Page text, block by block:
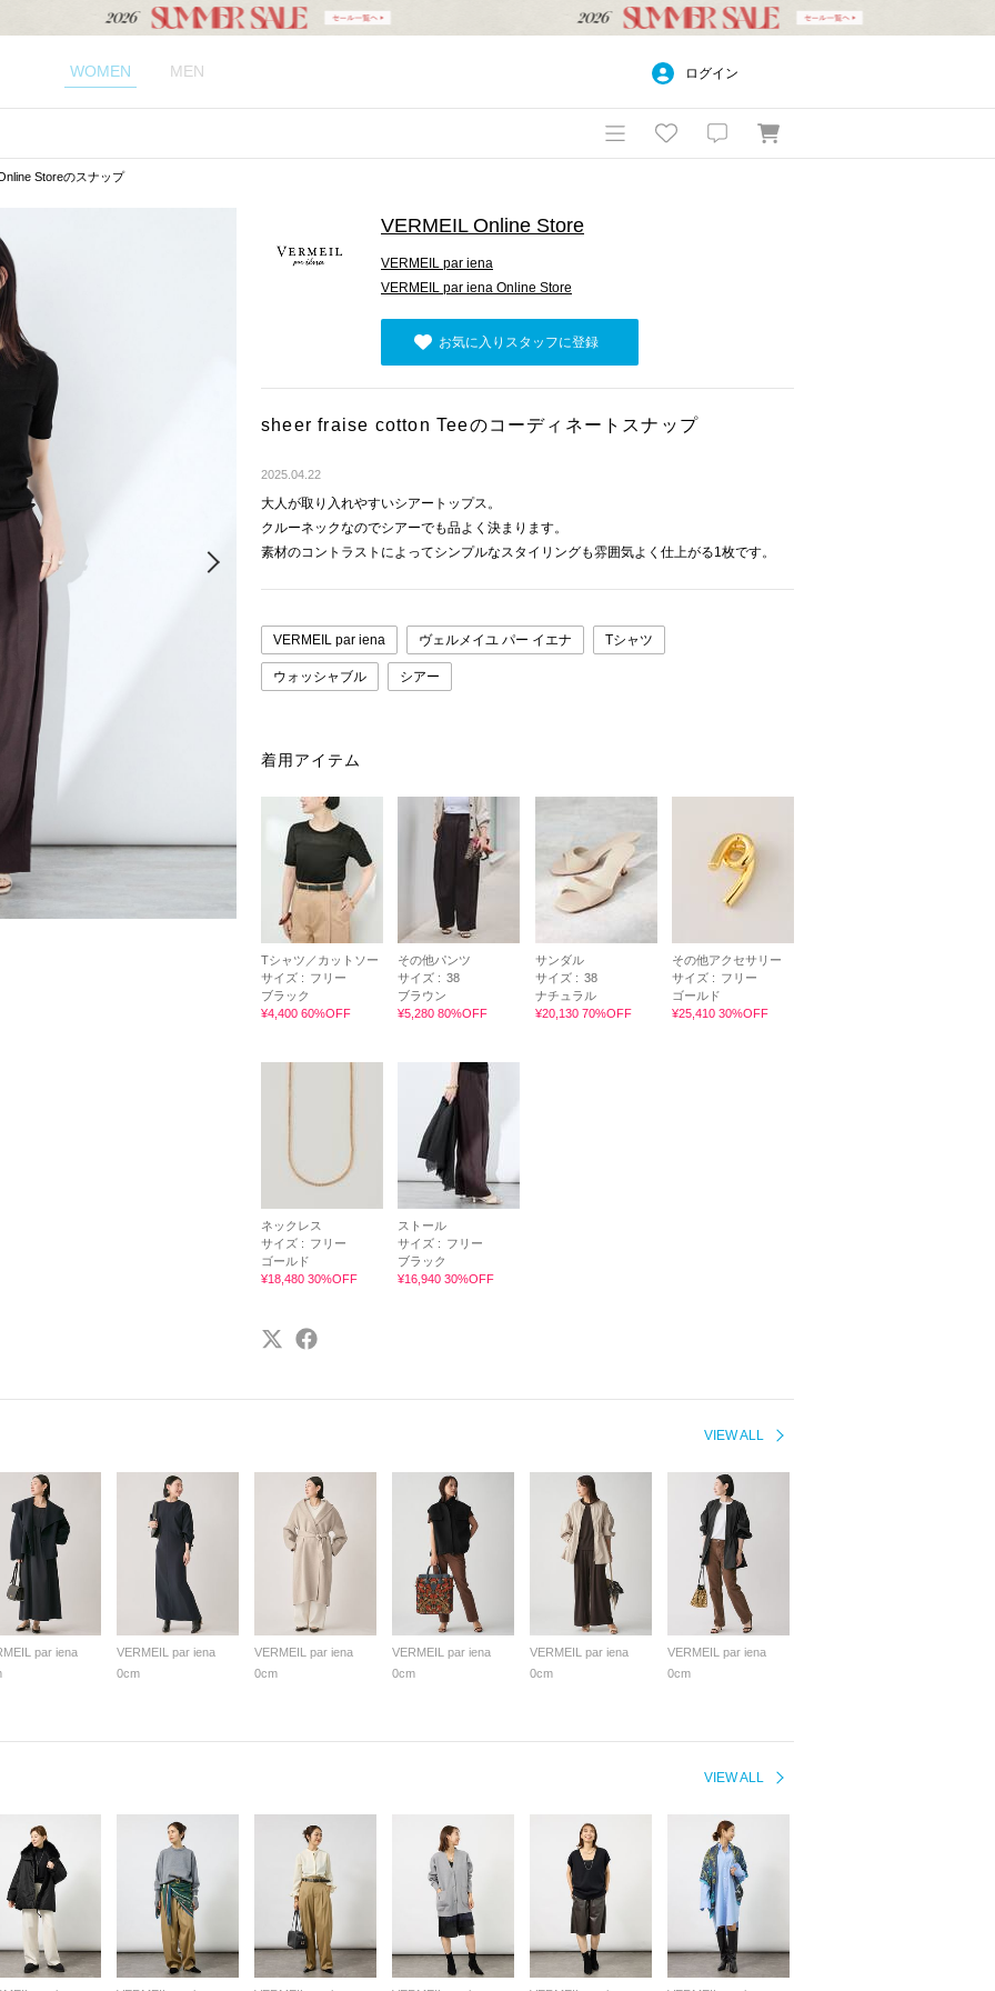
WOMEN MEN ログイン
Storeのスナップ
Next
VERMEIL Online Store
VERMEIL par iena
VERMEIL par iena Online Store
お気に入りスタッフに登録
sheer fraise cotton Teeのコーディネートスナップ
2025.04.22
大人が取り入れやすいシアートップス。
クルーネックなのでシアーでも品よく決まります。
素材のコントラストによってシンプルなスタイリングも雰囲気よく仕上がる1枚です。
VERMEIL par iena ヴェルメイユ パー イエナ Tシャツ
ウォッシャブル シアー
着用アイテム
Tシャツ／カットソー
サイズ : フリー
ブラック
¥4,400 60%OFF
その他パンツ
サイズ : 38
ブラウン
¥5,280 80%OFF
サンダル
サイズ : 38
ナチュラル
¥20,130 70%OFF
その他アクセサリー
サイズ : フリー
ゴールド
¥25,410 30%OFF
ネックレス
サイズ : フリー
ゴールド
¥18,480 30%OFF
ストール
サイズ : フリー
ブラック
¥16,940 30%OFF
VIEW ALL
par iena
VERMEIL par iena
0cm
VERMEIL par iena
0cm
VERMEIL par iena
0cm
VERMEIL par iena
0cm
VERMEIL par iena
0cm
VIEW ALL